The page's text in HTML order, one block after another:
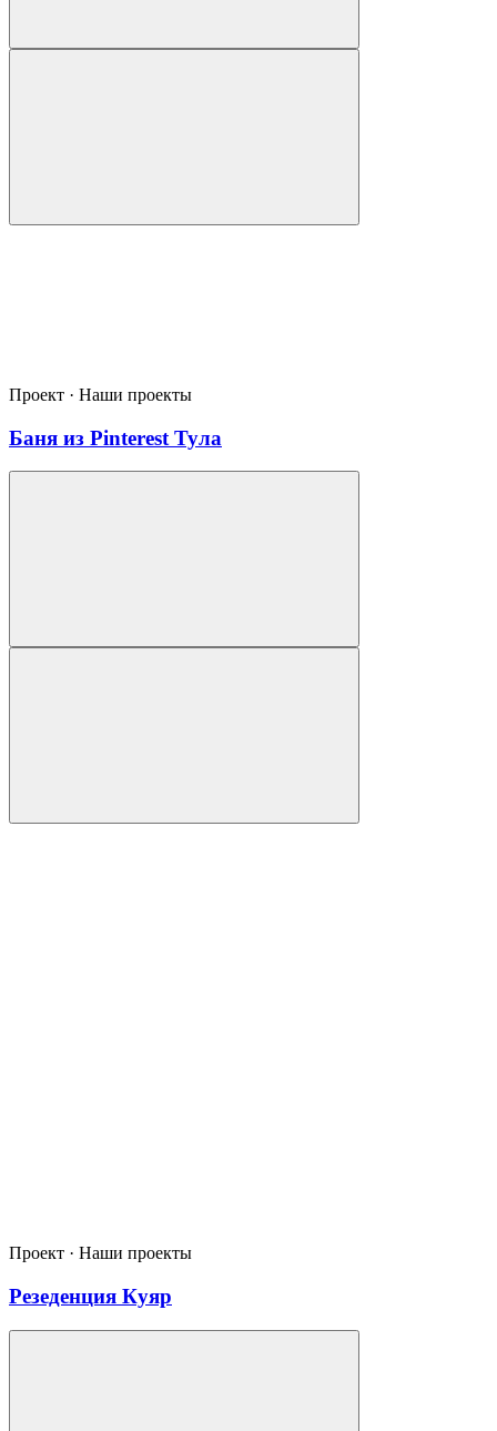
Проект · Наши проекты
Баня из Pinterest Тула
Проект · Наши проекты
Резеденция Куяр